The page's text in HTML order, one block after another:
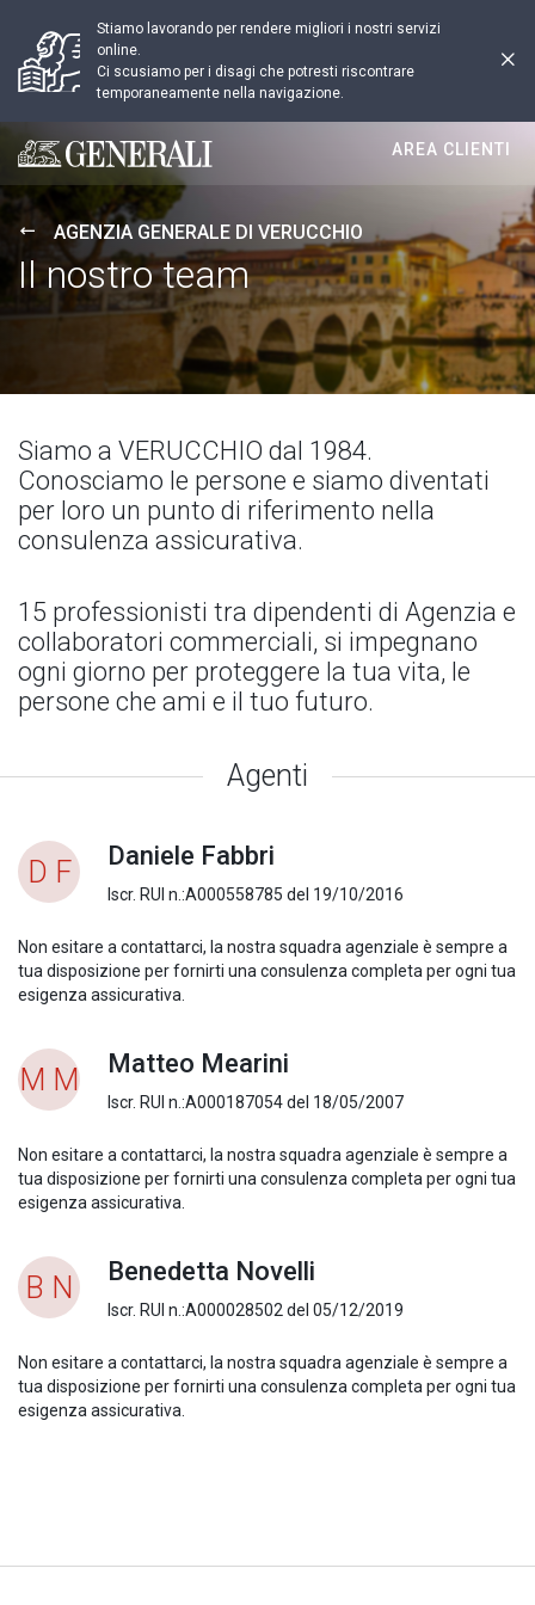
Stiamo lavorando per rendere migliori i nostri servizi
online.
Ci scusiamo per i disagi che potresti riscontrare
temporaneamente nella navigazione.
Generali logo
AREA CLIENTI
AGENZIA GENERALE DI VERUCCHIO
Il nostro team
Siamo a VERUCCHIO dal 1984.
Conosciamo le persone e siamo diventati
per loro un punto di riferimento nella
consulenza assicurativa.
15 professionisti tra dipendenti di Agenzia e
collaboratori commerciali, si impegnano
ogni giorno per proteggere la tua vita, le
persone che ami e il tuo futuro.
Agenti
D F Daniele Fabbri
Iscr. RUI n.:A000558785 del 19/10/2016
Non esitare a contattarci, la nostra squadra agenziale è sempre a
tua disposizione per fornirti una consulenza completa per ogni tua
esigenza assicurativa.
M M Matteo Mearini
Iscr. RUI n.:A000187054 del 18/05/2007
Non esitare a contattarci, la nostra squadra agenziale è sempre a
tua disposizione per fornirti una consulenza completa per ogni tua
esigenza assicurativa.
B N Benedetta Novelli
Iscr. RUI n.:A000028502 del 05/12/2019
Non esitare a contattarci, la nostra squadra agenziale è sempre a
tua disposizione per fornirti una consulenza completa per ogni tua
esigenza assicurativa.